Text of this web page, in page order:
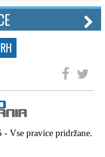
Vse pravice pridržane.